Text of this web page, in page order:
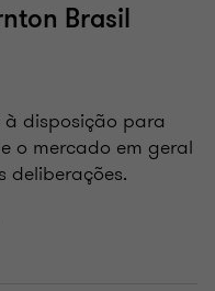
Brasil
à disposição para
o mercado em geral
deliberações.